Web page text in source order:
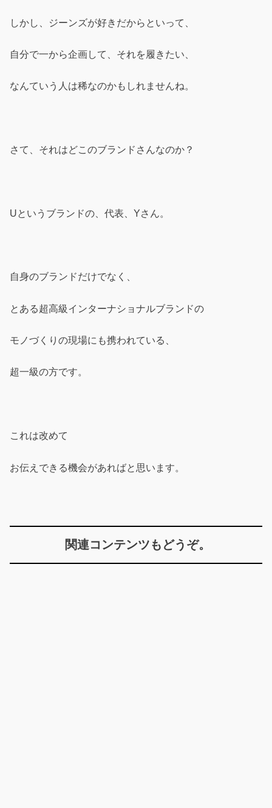
しかし、ジーンズが好きだからといって、
自分で一から企画して、それを履きたい、
なんていう人は稀なのかもしれませんね。
さて、それはどこのブランドさんなのか？
Uというブランドの、代表、Yさん。
自身のブランドだけでなく、
とある超高級インターナショナルブランドの
モノづくりの現場にも携われている、
超一級の方です。
これは改めて
お伝えできる機会があればと思います。
関連コンテンツもどうぞ。